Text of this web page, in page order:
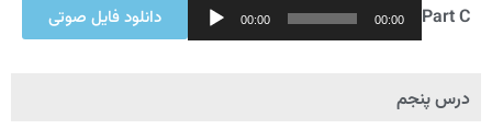
Part C
Audio
Player
00:00 00:00 دانلود فایل صوتی
درس پنجم